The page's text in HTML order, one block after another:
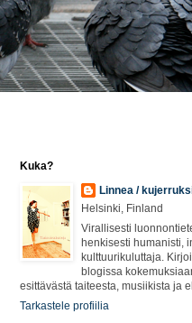
Kuka?
Linnea /
Helsinki, Finland
Virallisesti
henkisesti humanisti,
kulttuurikuluttaja.
blogissa
esittävästä taiteesta, musiikista ja
Tarkastele profiilia